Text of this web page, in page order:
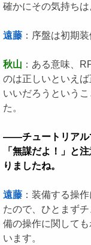
確かにその気持ちは
遠藤 ：序盤は初期
秋山 ：ある意味、
のは正しいといえ
いいだろうという
た。
――チュートリアル
「無謀だよ！」と
りましたね。
遠藤 ：装備する操
たので、ひとまず
備の操作に関して
います。